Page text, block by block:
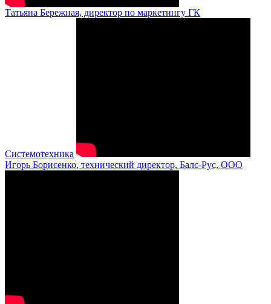
Татьяна Бережная, директор по маркетингу ГК
Системотехника
Игорь Борисенко, технический директор, Балс-Рус, ООО